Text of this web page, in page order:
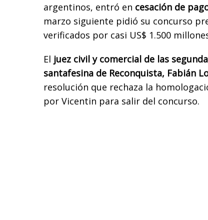
argentinos, entró en cesación de
marzo siguiente pidió su concurso
verificados por casi US$ 1.500
El juez civil y comercial de las
santafesina de Reconquista, Fabián
resolución que rechaza la
por Vicentin para salir del concurso.